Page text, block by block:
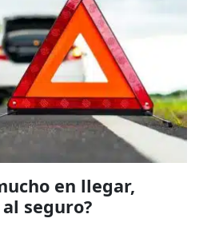
en llegar,
seguro?